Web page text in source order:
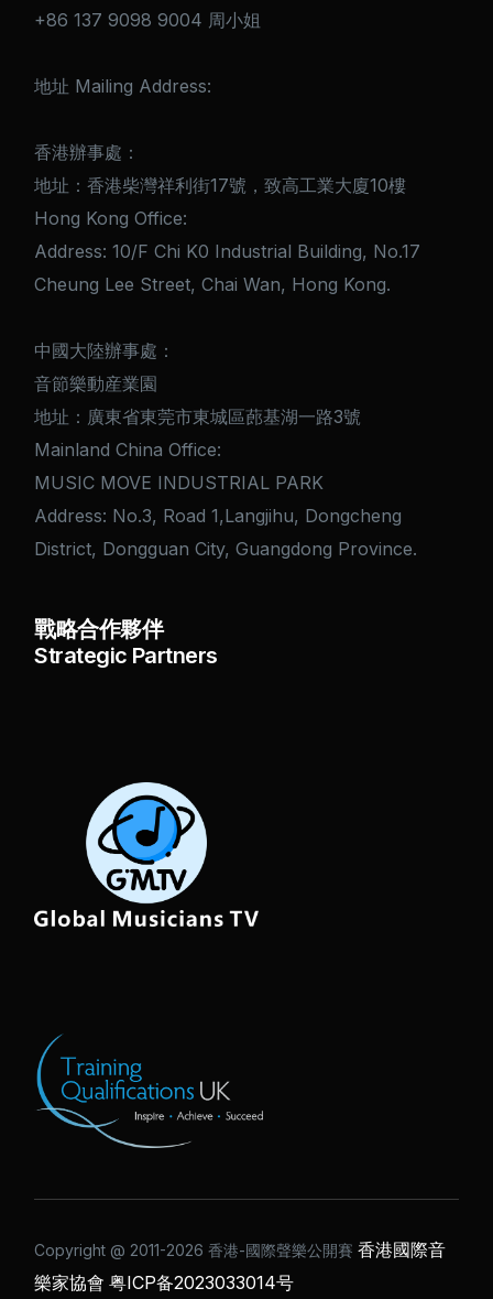
+86 137 9098 9004 周小姐
地址 Mailing Address:
香港辦事處：
地址：香港柴灣祥利街17號，致高工業大廈10樓
Hong Kong Office:
Address: 10/F Chi K0 Industrial Building, No.17
Cheung Lee Street, Chai Wan, Hong Kong.
中國大陸辦事處：
音節樂動産業園
地址：廣東省東莞市東城區蓢基湖一路3號
Mainland China Office:
MUSIC MOVE INDUSTRIAL PARK
Address: No.3, Road 1,Langjihu, Dongcheng
District, Dongguan City, Guangdong Province.
戰略合作夥伴
Strategic Partners
Copyright @ 2011-2026 ⾹港-國際聲樂公開賽香港國際音
樂家協會 粤ICP备2023033014号